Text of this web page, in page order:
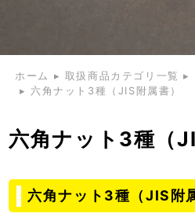
ホーム ▸ 取扱商品カテゴリ一覧 ▸
▸ 六角ナット3種（JIS附属書）
六角ナット3種（
六角ナット3種（JIS附